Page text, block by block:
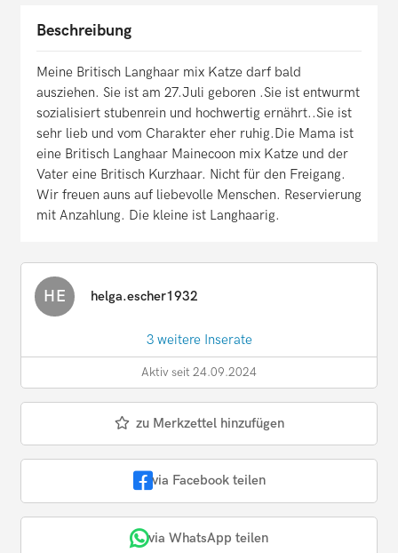
Beschreibung
Meine Britisch Langhaar mix Katze darf bald
ausziehen. Sie ist am 27.Juli geboren .Sie ist entwurmt
sozialisiert stubenrein und hochwertig ernährt..Sie ist
sehr lieb und vom Charakter eher ruhig.Die Mama ist
eine Britisch Langhaar Mainecoon mix Katze und der
Vater eine Britisch Kurzhaar. Nicht für den Freigang.
Wir freuen auns auf liebevolle Menschen. Reservierung
mit Anzahlung. Die kleine ist Langhaarig.
HE helga.escher1932
3 weitere Inserate
Aktiv seit 24.09.2024
zu Merkzettel hinzufügen
via Facebook teilen
via WhatsApp teilen